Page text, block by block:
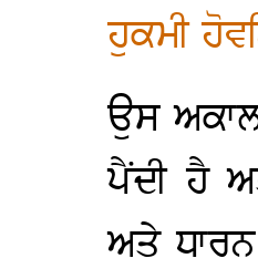
ਹੁਕਮੀ
ਉਸ
ਪੈਂਦੀ ਹੈ
ਅਤੇ